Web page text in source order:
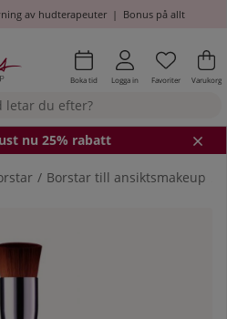
av hudterapeuter| Bonus på allt
Boka tid Logga in Antal i
.
Favoriter .
Varukorg
nu 25% rabatt
Borstar till ansiktsmakeup